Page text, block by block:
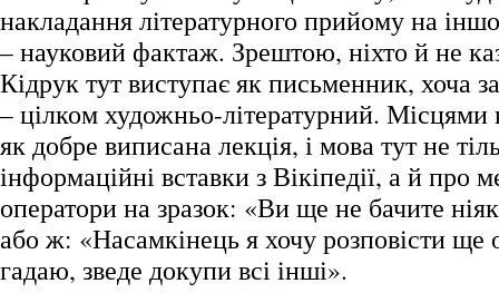
накладання літературного прийому на
– науковий фактаж. Зрештою, ніхто й не
Кідрук тут виступає як письменник, хоча
– цілком художньо-літературний. Місцями
як добре виписана лекція, і мова тут не
інформаційні вставки з Вікіпедії, а й про
оператори на зразок: «Ви ще не бачите
або ж: «Насамкінець я хочу розповісти ще
гадаю, зведе докупи всі інші».